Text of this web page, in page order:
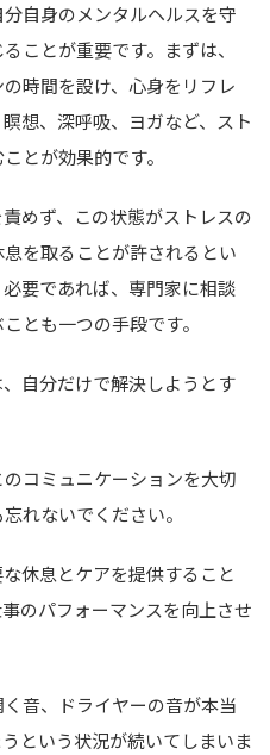
自身のメンタルヘルスを守
ことが重要です。まずは、
時間を設け、心身をリフレ
想、深呼吸、ヨガなど、スト
とが効果的です。
めず、この状態がストレスの
を取ることが許されるとい
要であれば、専門家に相談
とも一つの手段です。
自分だけで解決しようとす
コミュニケーションを大切
れないでください。
休息とケアを提供すること
のパフォーマンスを向上させ
音、ドライヤーの音が本当
という状況が続いてしまいま